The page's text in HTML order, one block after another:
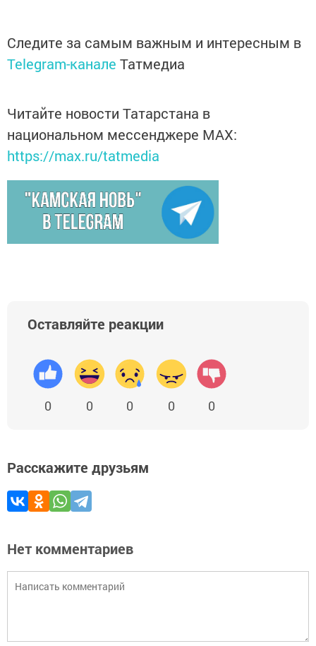
Следите за самым важным и интересным в
Telegram-канале Татмедиа
Читайте новости Татарстана в
национальном мессенджере MАХ:
https://max.ru/tatmedia
Оставляйте реакции
0 0 0 0 0
Расскажите друзьям
Нет комментариев